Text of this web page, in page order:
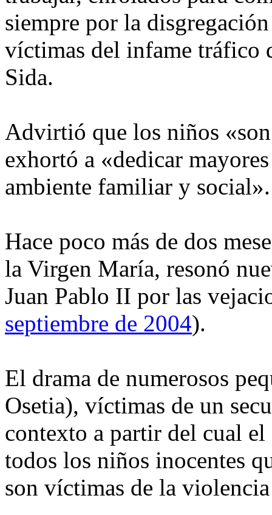
siempre por la
víctimas del infame tráfico
Sida.
Advirtió que los niños
exhortó a «dedicar
ambiente familiar y social».
Hace poco más de dos
la Virgen María, resonó
Juan Pablo II por las
septiembre de 2004).
El drama de numerosos
Osetia), víctimas de un
contexto a partir del cual
todos los niños inocentes
son víctimas de la